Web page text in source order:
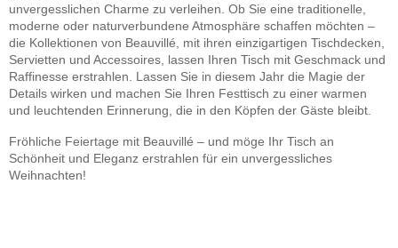
unvergesslichen Charme zu verleihen. Ob Sie eine traditionelle,
moderne oder naturverbundene Atmosphäre schaffen möchten –
die Kollektionen von Beauvillé, mit ihren einzigartigen Tischdecken,
Servietten und Accessoires, lassen Ihren Tisch mit Geschmack und
Raffinesse erstrahlen. Lassen Sie in diesem Jahr die Magie der
Details wirken und machen Sie Ihren Festtisch zu einer warmen
und leuchtenden Erinnerung, die in den Köpfen der Gäste bleibt.
Fröhliche Feiertage mit Beauvillé – und möge Ihr Tisch an
Schönheit und Eleganz erstrahlen für ein unvergessliches
Weihnachten!